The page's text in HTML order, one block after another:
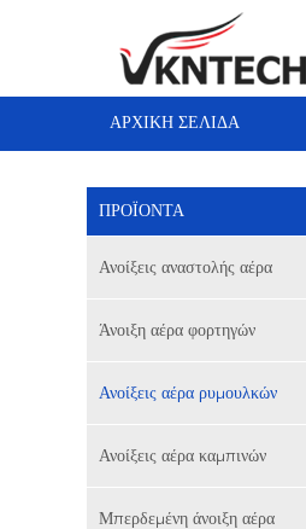
ΑΡΧΙΚΉ ΣΕΛΊΔΑ
ΠΡΟΪΌΝΤΑ
Ανοίξεις αναστολής αέρα
Άνοιξη αέρα φορτηγών
Ανοίξεις αέρα ρυμουλκών
Ανοίξεις αέρα καμπινών
Μπερδεμένη άνοιξη αέρα